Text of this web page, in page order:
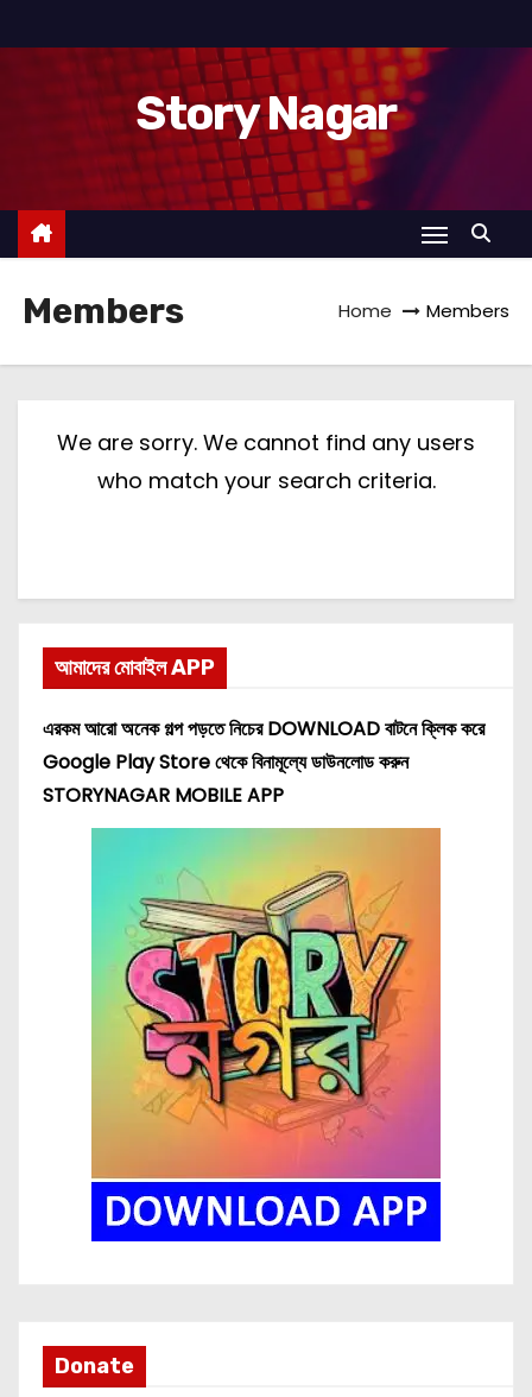
k
c
Story Nagar
Members Home Members
We are sorry. We cannot find any users
who match your search criteria.
আমাদের মোবাইল APP
এরকম আরো অনেক গল্প পড়তে নিচের DOWNLOAD বাটনে ক্লিক করে
Google Play Store থেকে বিনামূল্যে ডাউনলোড করুন
STORYNAGAR MOBILE APP
Donate